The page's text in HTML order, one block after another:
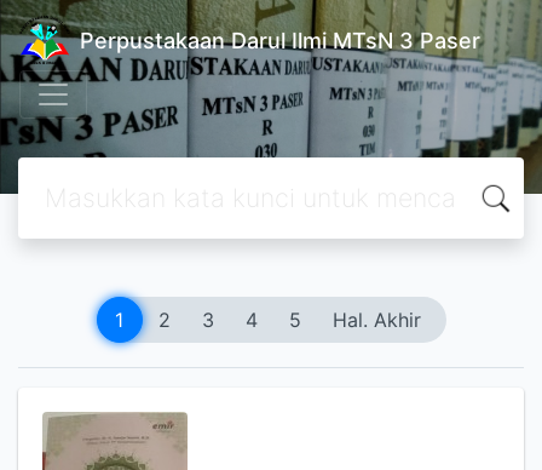
Perpustakaan Darul Ilmi MTsN 3 Paser
1 2 3 4 5 Hal. Akhir